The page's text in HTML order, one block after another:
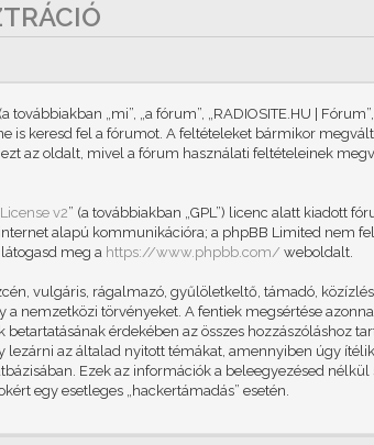
továbbiakban „mi”, „a fórum”, „RADIOSITE.HU |
is keresd fel a fórumot. A feltételeket bármikor
az oldalt, mivel a fórum használati feltételeinek
v2” (a továbbiakban „GPL”) licenc alatt kiadott
alapú kommunikációra; a phpBB Limited nem
meg a https://www.phpbb.com/ weboldalt.
vulgáris, rágalmazó, gyűlöletkeltő, támadó,
nemzetközi törvényeket. A fentiek megsértése
érdekében az összes hozzászóláshoz
az általad nyitott témákat, amennyiben úgy
Ezek az információk a beleegyezésed
egy esetleges „hackertámadás” esetén.